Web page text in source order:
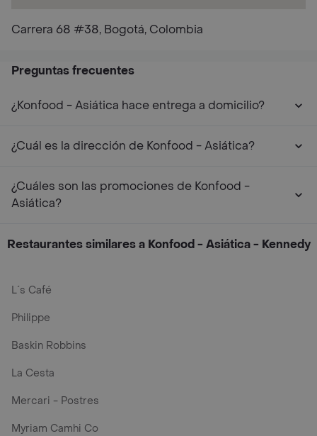
Carrera 68 #38, Bogotá, Colombia
Preguntas frecuentes
¿Konfood - Asiática hace entrega a domicilio?
¿Cuál es la dirección de Konfood - Asiática?
¿Cuáles son las promociones de Konfood -
Asiática?
Restaurantes similares a Konfood - Asiática - Kennedy
L´s Café
Philippe
Baskin Robbins
La Cesta
Mercari - Postres
Myriam Camhi Co